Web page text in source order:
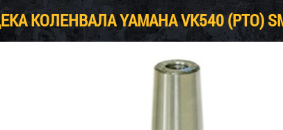
КОЛЕНВАЛА YAMAHA VK540 (PTO)